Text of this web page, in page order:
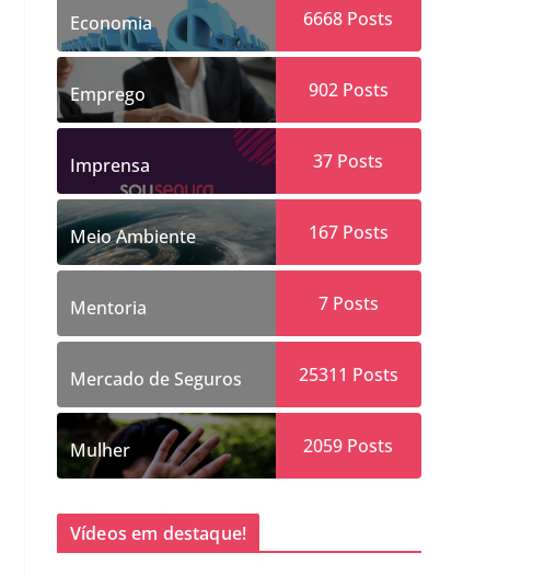
Economia 6668 Posts
Emprego 902Posts
Imprensa 37 Posts
Meio Ambiente 167Posts
Mentoria 7Posts
Mercado de Seguros 25311 Posts
Mulher 2059 Posts
Vídeos em destaque!